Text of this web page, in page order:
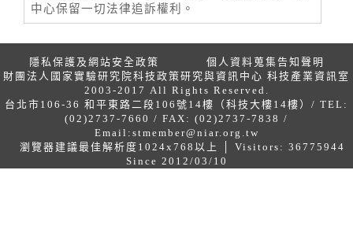
中心保留一切法律追訴權利。
隱私保護及網站安全政策
個人資料蒐集告知聲明
財團法人國家實驗研究院科技政策研究與資訊中心 科技產業資訊室
2003-2017 All Rights Reserved.
台北市106-36 和平東路二段106號14樓（科技大樓14樓）/ TEL:
(02)2737-7660 / FAX: (02)2737-7838 /
Email: stmember@niar.org.tw
瀏覽器建議最佳解析度1024x768以上 │ Visitors: 36775944
Since 2012/03/10